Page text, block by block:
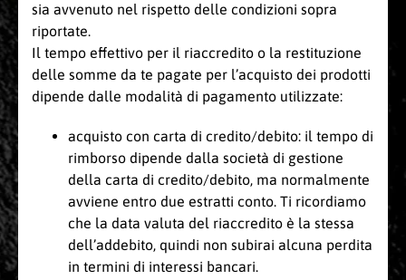
sia avvenuto nel rispetto delle condizioni sopra
riportate.
Il tempo effettivo per il riaccredito o la restituzione
delle somme da te pagate per l’acquisto dei prodotti
dipende dalle modalità di pagamento utilizzate:
acquisto con carta di credito/debito: il tempo di
rimborso dipende dalla società di gestione
della carta di credito/debito, ma normalmente
avviene entro due estratti conto. Ti ricordiamo
che la data valuta del riaccredito è la stessa
dell’addebito, quindi non subirai alcuna perdita
in termini di interessi bancari.